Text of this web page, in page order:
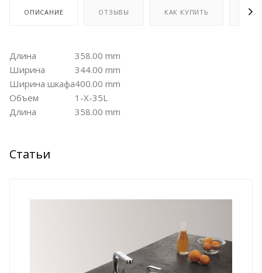
ОПИСАНИЕ ОТЗЫВЫ КАК КУПИТЬ
Длина
358.00 mm
Ширина
344.00 mm
Ширина шкафа400.00 mm
Объем
1-X-35L
Длина
358.00 mm
Статьи